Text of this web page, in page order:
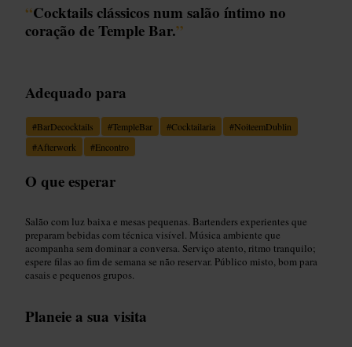
“Cocktails clássicos num salão íntimo no
coração de Temple Bar.”
Adequado para
#BarDecocktails #TempleBar #Cocktailaria #NoiteemDublin
#Afterwork #Encontro
O que esperar
Salão com luz baixa e mesas pequenas. Bartenders experientes que
preparam bebidas com técnica visível. Música ambiente que
acompanha sem dominar a conversa. Serviço atento, ritmo tranquilo;
espere filas ao fim de semana se não reservar. Público misto, bom para
casais e pequenos grupos.
Planeie a sua visita